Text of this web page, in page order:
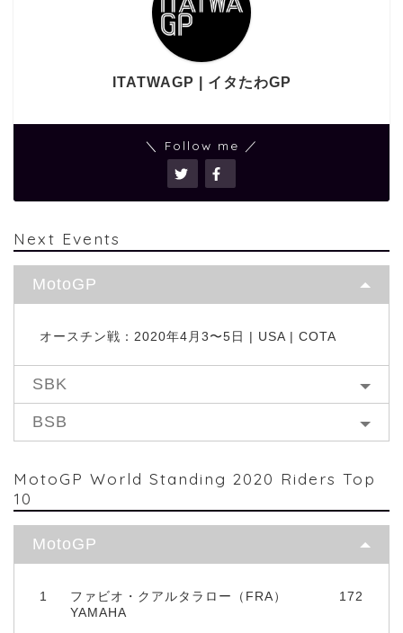
ITATWAGP | イタたわGP
＼ Follow me ／
Next Events
MotoGP
オースチン戦：2020年4月3〜5日 | USA | COTA
SBK
BSB
MotoGP World Standing 2020 Riders Top
10
MotoGP
1
ファビオ・クアルタラロー（FRA）
YAMAHA
172